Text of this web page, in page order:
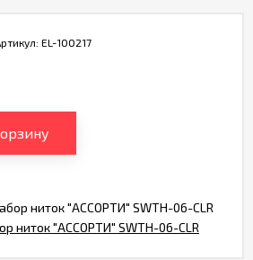
EL-100217
ниток "АССОРТИ" SWTH-06-CLR